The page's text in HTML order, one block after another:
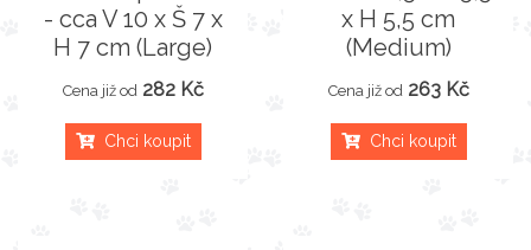
- cca V 10 x Š 7 x
H 7 cm (Large)
Cena již od 282 Kč
Chci koupit
x H 5,5 cm
(Medium)
Cena již od 263 Kč
Chci koupit